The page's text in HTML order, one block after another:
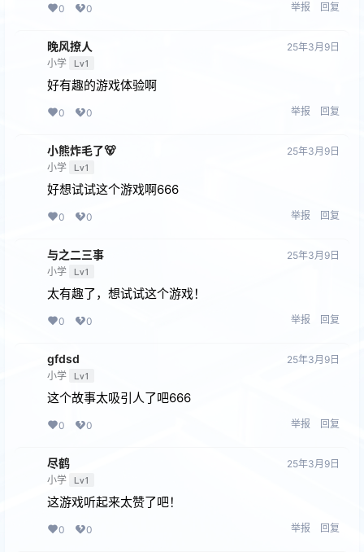
0 0 举报 回复
晚风撩人
小学 Lv1
25年3月9日
好有趣的游戏体验啊
0 0 举报 回复
小熊炸毛了🐻
小学 Lv1
25年3月9日
好想试试这个游戏啊666
0 0 举报 回复
与之二三事
小学 Lv1
25年3月9日
太有趣了，想试试这个游戏！
0 0 举报 回复
gfdsd
小学 Lv1
25年3月9日
这个故事太吸引人了吧666
0 0 举报 回复
尽鹤
小学 Lv1
25年3月9日
这游戏听起来太赞了吧！
0 0 举报 回复